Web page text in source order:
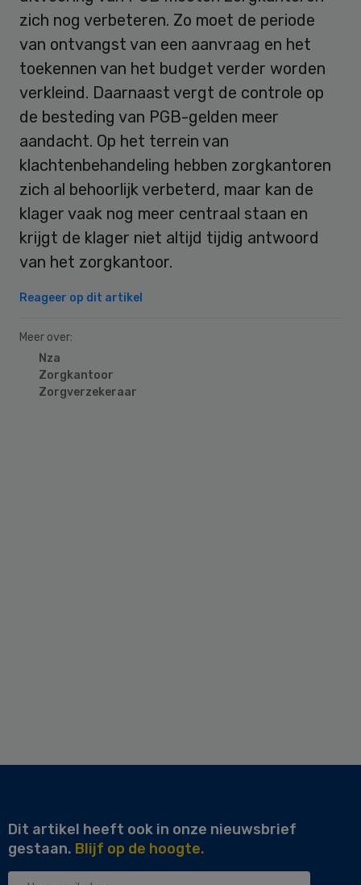
zich nog verbeteren. Zo moet de periode
van ontvangst van een aanvraag en het
toekennen van het budget verder worden
verkleind. Daarnaast vergt de controle op
de besteding van PGB-gelden meer
aandacht. Op het terrein van
klachtenbehandeling hebben zorgkantoren
zich al behoorlijk verbeterd, maar kan de
klager vaak nog meer centraal staan en
krijgt de klager niet altijd tijdig antwoord
van het zorgkantoor.
Reageer op dit artikel
Meer over:
Nza
Zorgkantoor
Zorgverzekeraar
Dit artikel heeft ook in onze nieuwsbrief
gestaan. Blijf op de hoogte.
Uw